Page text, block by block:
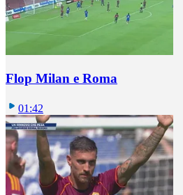
Flop Milan e Roma
01:42